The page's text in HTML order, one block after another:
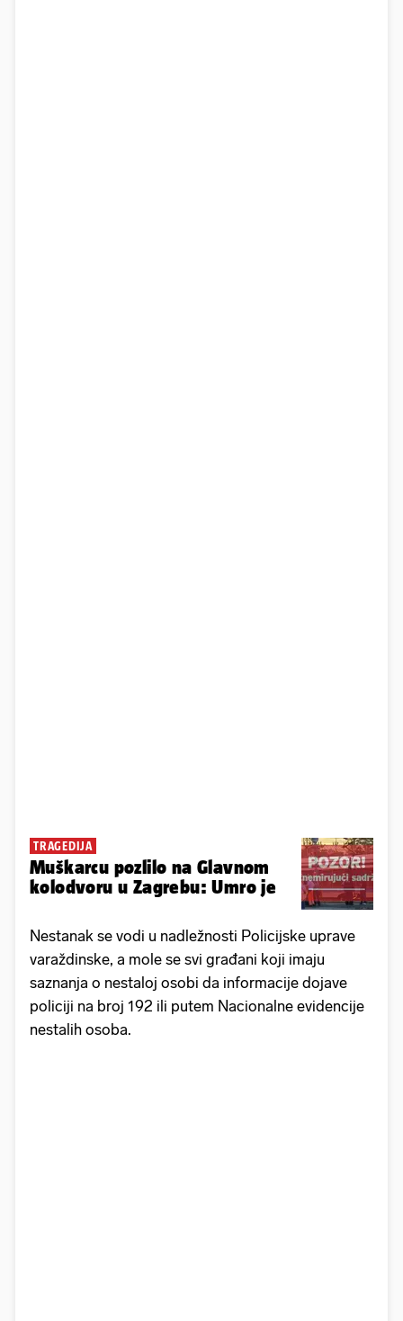
TRAGEDIJA
Muškarcu pozlilo na Glavnom
kolodvoru u Zagrebu: Umro je
Nestanak se vodi u nadležnosti Policijske uprave
varaždinske, a mole se svi građani koji imaju
saznanja o nestaloj osobi da informacije dojave
policiji na broj 192 ili putem Nacionalne evidencije
nestalih osoba.